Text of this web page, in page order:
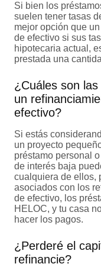
Si bien los
suelen tener tasas
mejor opción que
de efectivo si sus
hipotecaria actual,
prestada una
¿Cuáles son
un
efectivo?
Si estás
un proyecto
préstamo personal
de interés baja
cualquiera de ellos,
asociados con los
de efectivo, los
HELOC, y tu casa
hacer los pagos.
¿Perderé el
refinancie?